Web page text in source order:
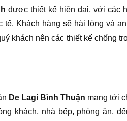
được thiết kế hiện đại, với các
Khách hàng sẽ hài lòng và
khách nên các thiết kế chống
De Lagi Bình Thuận mang tới
khách, nhà bếp, phòng ăn,